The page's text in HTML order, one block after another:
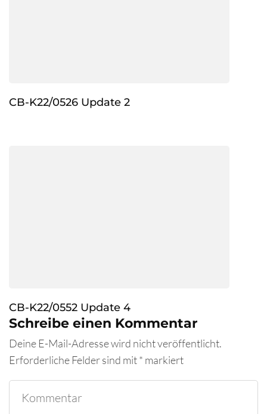
CB-K22/0526 Update 2
CB-K22/0552 Update 4
Schreibe einen Kommentar
Deine E-Mail-Adresse wird nicht veröffentlicht.
Erforderliche Felder sind mit* markiert